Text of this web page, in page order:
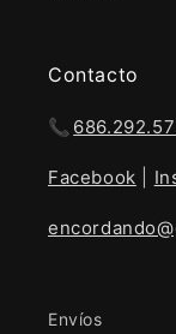
Contacto
📞
Facebook
Envíos